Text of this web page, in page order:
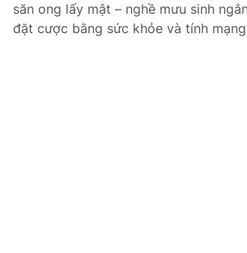
săn ong lấy mật – nghề mưu sinh
đặt cược bằng sức khỏe và tính